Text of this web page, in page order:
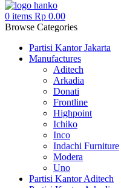
0 items Rp 0.00
Browse Categories
Partisi Kantor Jakarta
Manufactures
Aditech
Arkadia
Donati
Frontline
Highpoint
Ichiko
Inco
Indachi Furniture
Modera
Uno
Partisi Kantor Aditech